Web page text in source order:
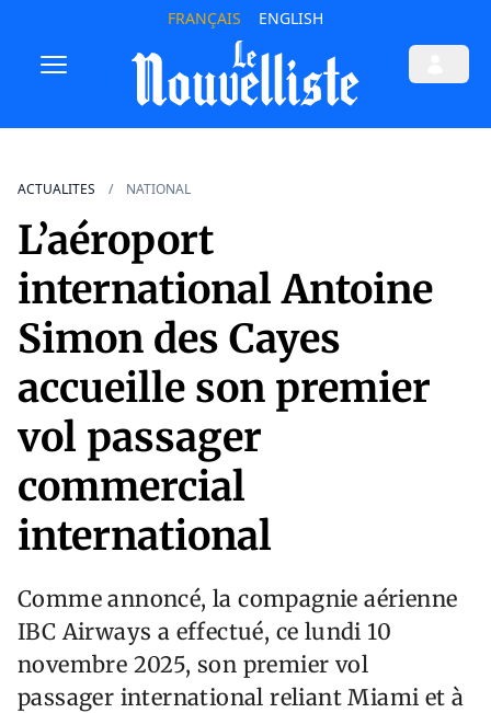
FRANÇAIS ENGLISH
ACTUALITES NATIONAL
L’aéroport
international Antoine
Simon des Cayes
accueille son premier
vol passager
commercial
international
Comme annoncé, la compagnie aérienne
IBC Airways a effectué, ce lundi 10
novembre 2025, son premier vol
passager international reliant Miami et à